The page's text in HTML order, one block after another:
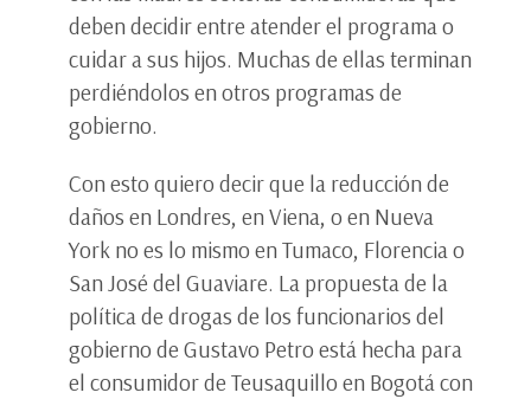
deben decidir entre atender el programa o
cuidar a sus hijos. Muchas de ellas terminan
perdiéndolos en otros programas de
gobierno.
Con esto quiero decir que la reducción de
daños en Londres, en Viena, o en Nueva
York no es lo mismo en Tumaco, Florencia o
San José del Guaviare. La propuesta de la
política de drogas de los funcionarios del
gobierno de Gustavo Petro está hecha para
el consumidor de Teusaquillo en Bogotá con